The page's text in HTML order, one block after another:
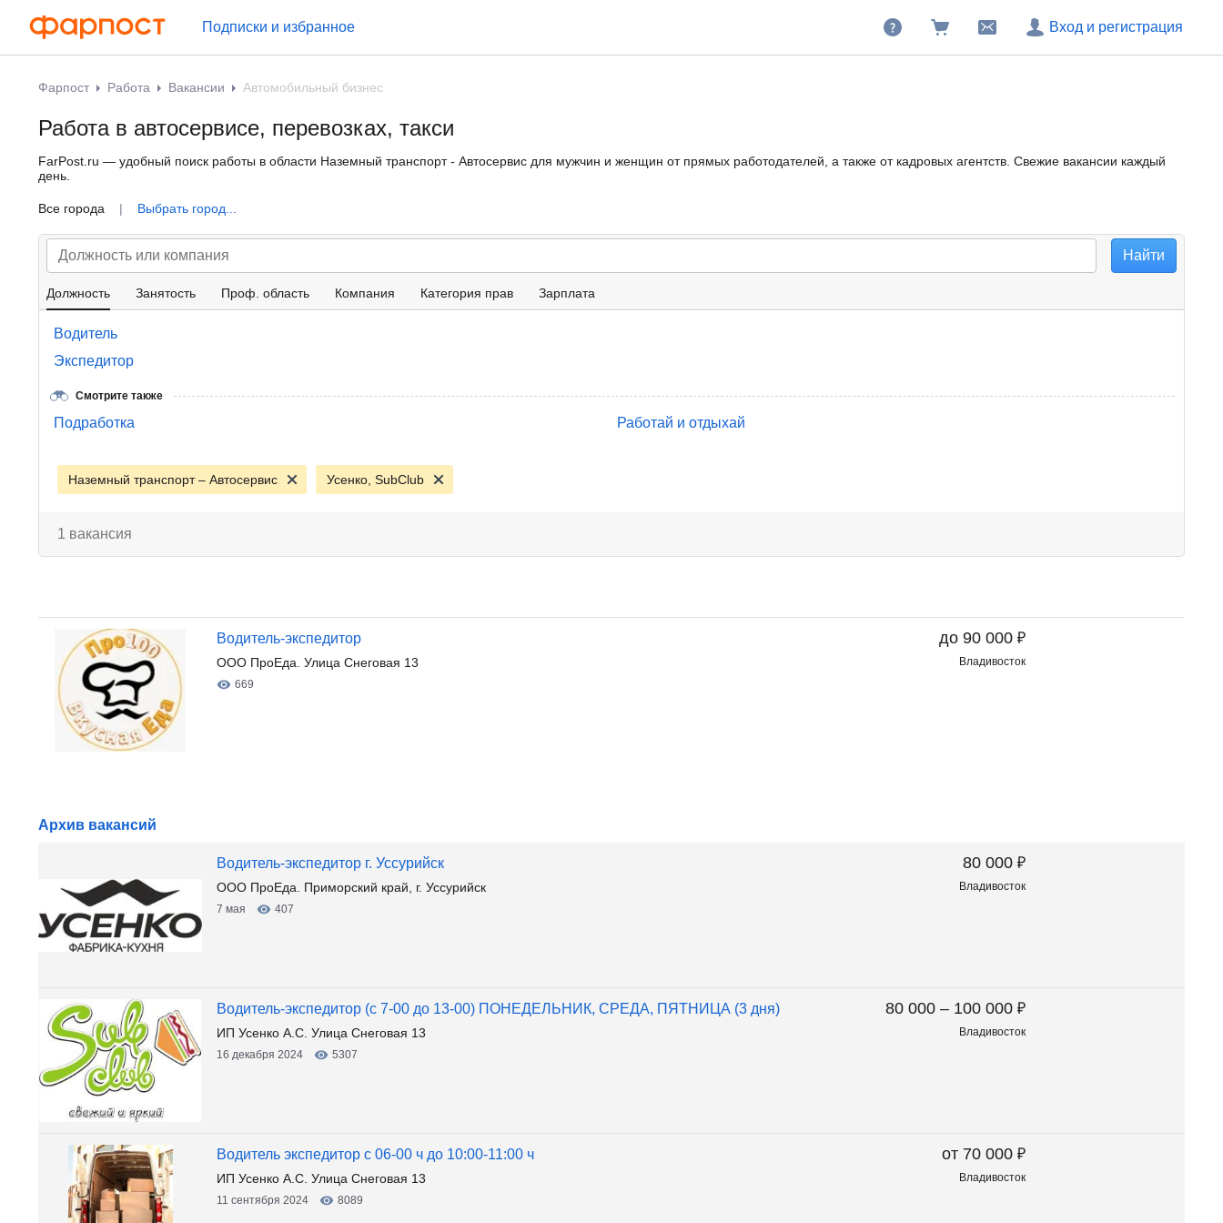
Подписки и избранное Вход и регистрация
Фарпост Работа Вакансии Автомобильный бизнес
Работа в автосервисе, перевозках, такси
FarPost.ru — удобный поиск работы в области Наземный транспорт - Автосервис для мужчин и женщин от прямых работодателей, а также от кадровых агентств. Свежие вакансии каждый
день.
Все города | Выбрать город...
Должность Занятость Проф. область Компания Категория прав Зарплата
Водитель
Экспедитор
Смотрите также
Подработка Работай и отдыхай
Наземный транспорт – Автосервис Усенко, SubClub
1 вакансия
до 90 000 ₽
Владивосток
Водитель-экспедитор
ООО ПроЕда. Улица Снеговая 13
669
Архив вакансий
80 000 ₽
Владивосток
Водитель-экспедитор г. Уссурийск
ООО ПроЕда. Приморский край, г. Уссурийск
7 мая 407
80 000 – 100 000 ₽
Владивосток
Водитель-экспедитор (с 7-00 до 13-00) ПОНЕДЕЛЬНИК, СРЕДА, ПЯТНИЦА (3 дня)
ИП Усенко А.С. Улица Снеговая 13
16 декабря 2024 5307
от 70 000 ₽
Владивосток
Водитель экспедитор с 06-00 ч до 10:00-11:00 ч
ИП Усенко А.С. Улица Снеговая 13
11 сентября 2024 8089